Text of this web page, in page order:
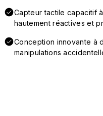
Capteur tactile capacitif
hautement réactives et
Conception innovante à
manipulations